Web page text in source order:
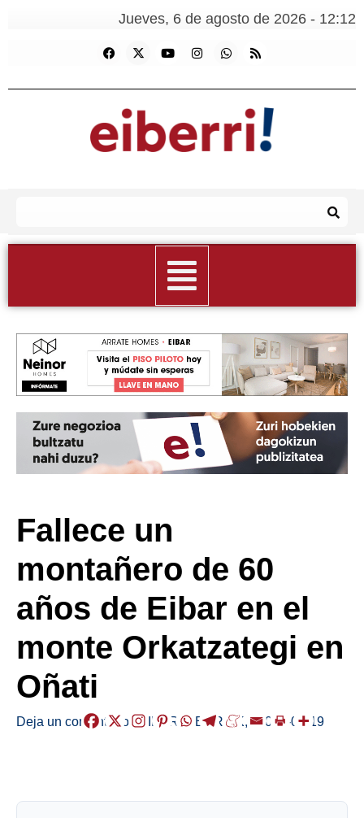
Jueves, 6 de agosto de 2026 - 12:12
Fallece un
montañero de 60
años de Eibar en el
monte Orkatzategi en
Oñati
Deja un comentario /EIBAR ,HERRIAK,/2021-09-19